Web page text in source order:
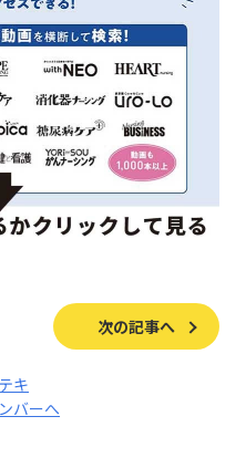
次の記事へ
キ
バーへ